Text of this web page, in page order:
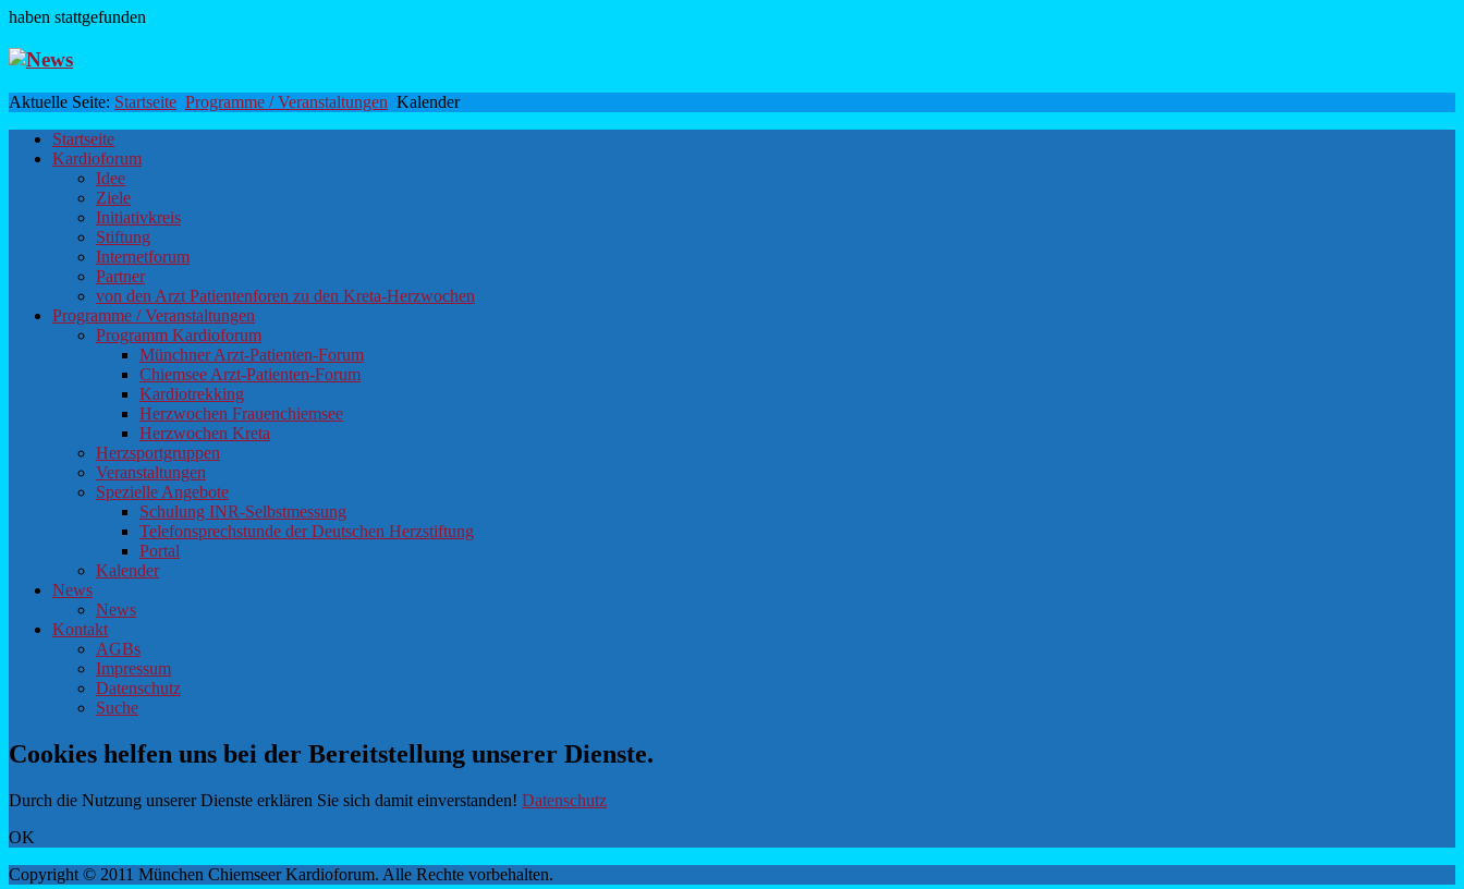
haben stattgefunden
Aktuelle Seite: Startseite Programme / Veranstaltungen Kalender
Startseite
Kardioforum
Idee
Ziele
Initiativkreis
Stiftung
Internetforum
Partner
von den Arzt Patientenforen zu den Kreta-Herzwochen
Programme / Veranstaltungen
Programm Kardioforum
Münchner Arzt-Patienten-Forum
Chiemsee Arzt-Patienten-Forum
Kardiotrekking
Herzwochen Frauenchiemsee
Herzwochen Kreta
Herzsportgruppen
Veranstaltungen
Spezielle Angebote
Schulung INR-Selbstmessung
Telefonsprechstunde der Deutschen Herzstiftung
Portal
Kalender
News
News
Kontakt
AGBs
Impressum
Datenschutz
Suche
Cookies helfen uns bei der Bereitstellung unserer Dienste.
Durch die Nutzung unserer Dienste erklären Sie sich damit einverstanden! Datenschutz
OK
Copyright © 2011 München Chiemseer Kardioforum. Alle Rechte vorbehalten.